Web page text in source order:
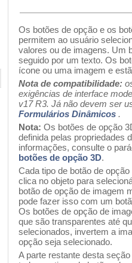
Os botões de opção e os
permitem ao usuário
valores ou de imagens. Um
seguido por um texto. Os
ícone ou uma imagem e
Nota de compatibilidade:
exigências de interface
v17 R3. Já não devem ser
Formulários Dinâmicos .
Nota: Os botões de opção
definida pelas propriedades
informações, consulte o
botões de opção 3D.
Cada tipo de botão de
clica no objeto para
botão de opção de imagem
pode fazer isso com um
Os botões de opção de
que são transparentes até
selecionados, invertem a
opção seja selecionado.
A parte restante desta